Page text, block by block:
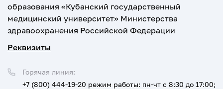
образования «Кубанский государственный
медицинский университет» Министерства
здравоохранения Российской Федерации
Реквизиты
Горячая линия:
+7 (800) 444-19-20 режим работы: пн-чт с 8:30 до 17:00;